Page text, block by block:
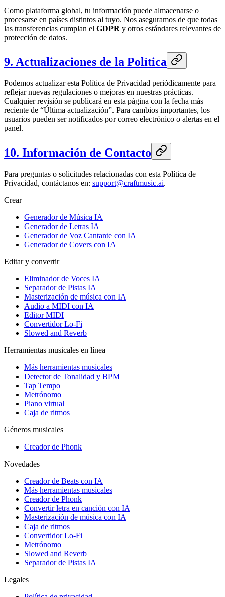
Como plataforma global, tu información puede almacenarse o
procesarse en países distintos al tuyo. Nos aseguramos de que todas
las transferencias cumplan el GDPR y otros estándares relevantes de
protección de datos.
9. Actualizaciones de la Política
Podemos actualizar esta Política de Privacidad periódicamente para
reflejar nuevas regulaciones o mejoras en nuestras prácticas.
Cualquier revisión se publicará en esta página con la fecha más
reciente de “Última actualización”. Para cambios importantes, los
usuarios pueden ser notificados por correo electrónico o alertas en el
panel.
10. Información de Contacto
Para preguntas o solicitudes relacionadas con esta Política de
Privacidad, contáctanos en: support@craftmusic.ai.
Crear
Generador de Música IA
Generador de Letras IA
Generador de Voz Cantante con IA
Generador de Covers con IA
Editar y convertir
Eliminador de Voces IA
Separador de Pistas IA
Masterización de música con IA
Audio a MIDI con IA
Editor MIDI
Convertidor Lo-Fi
Slowed and Reverb
Herramientas musicales en línea
Más herramientas musicales
Detector de Tonalidad y BPM
Tap Tempo
Metrónomo
Piano virtual
Caja de ritmos
Géneros musicales
Creador de Phonk
Novedades
Creador de Beats con IA
Más herramientas musicales
Creador de Phonk
Convertir letra en canción con IA
Masterización de música con IA
Caja de ritmos
Convertidor Lo-Fi
Metrónomo
Slowed and Reverb
Separador de Pistas IA
Legales